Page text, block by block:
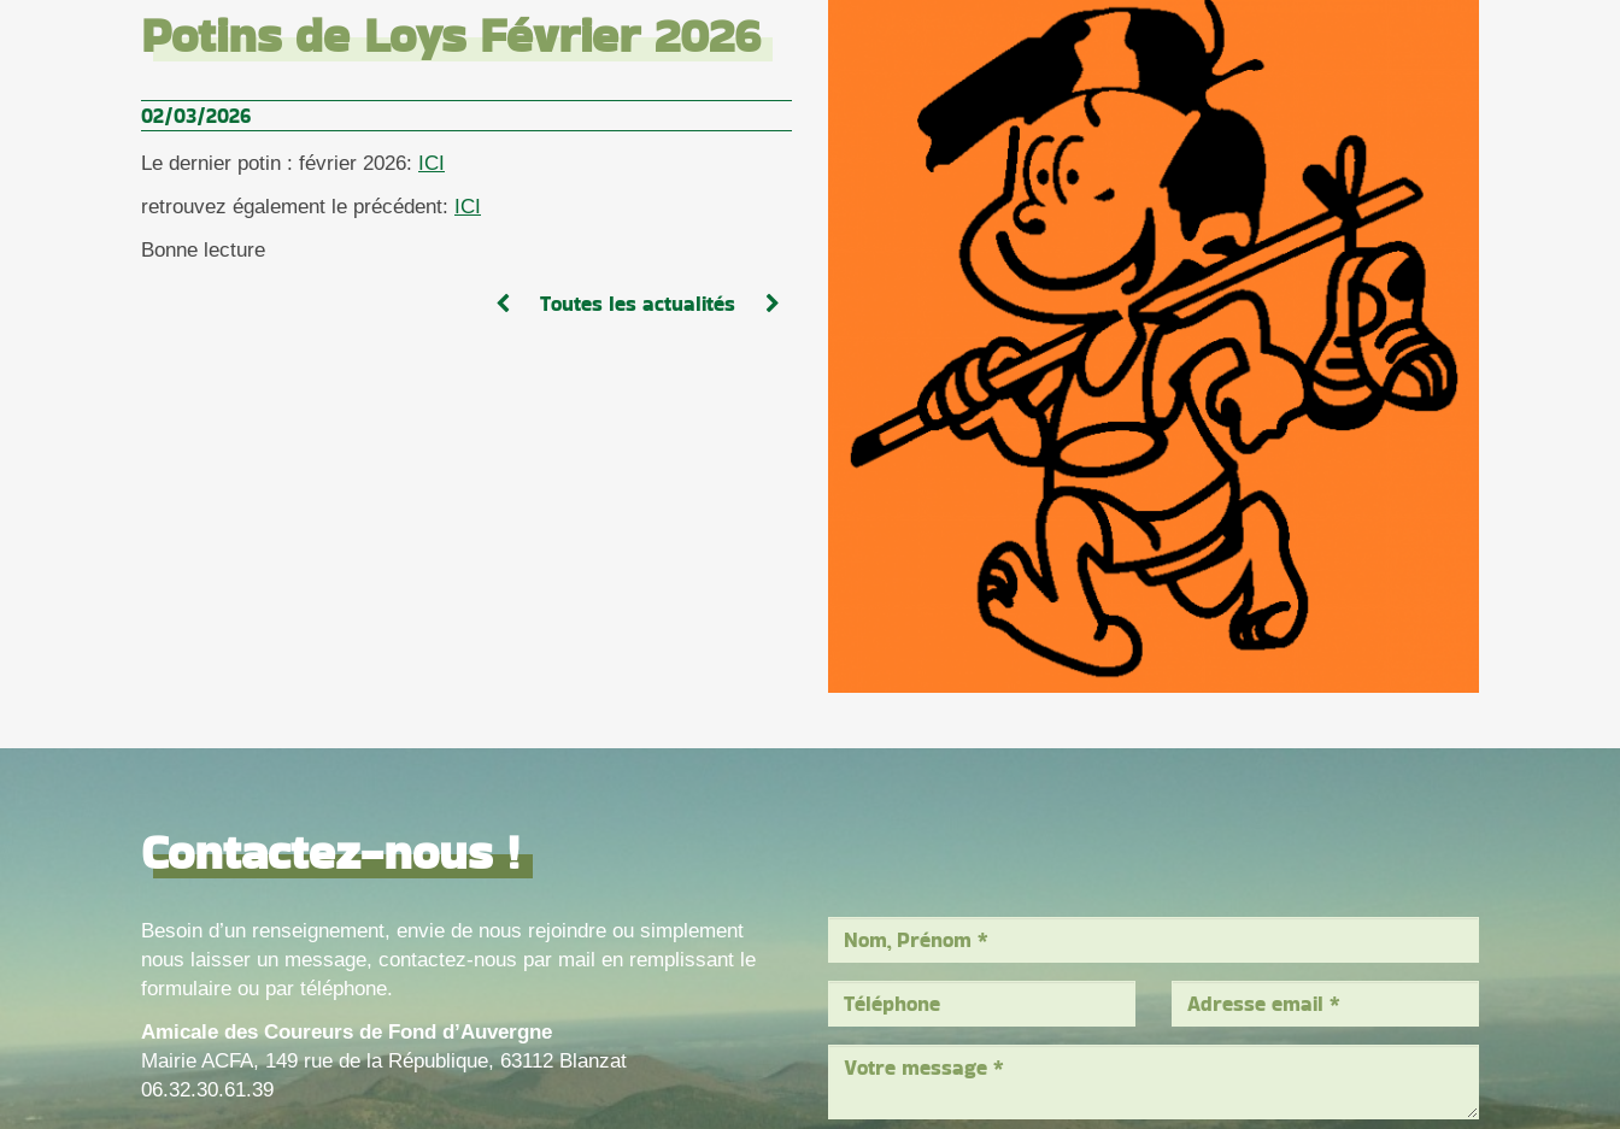
Potins de Loys Février 2026
02/03/2026
Le dernier potin : février 2026: ICI
retrouvez également le précédent: ICI
Bonne lecture
Toutes les actualités
Contactez-nous !
Besoin d’un renseignement, envie de nous rejoindre ou simplement
nous laisser un message, contactez-nous par mail en remplissant le
formulaire ou par téléphone.
Amicale des Coureurs de Fond d’Auvergne
Mairie ACFA, 149 rue de la République, 63112 Blanzat
06.32.30.61.39